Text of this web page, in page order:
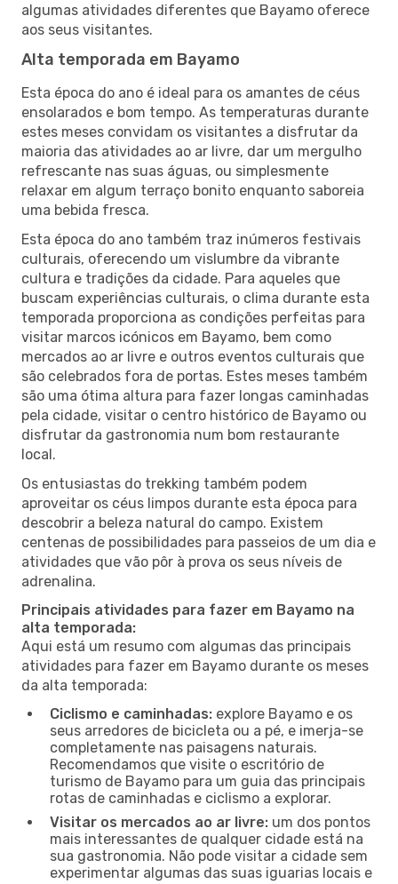
algumas atividades diferentes que Bayamo oferece
aos seus visitantes.
Alta temporada em Bayamo
Esta época do ano é ideal para os amantes de céus
ensolarados e bom tempo. As temperaturas durante
estes meses convidam os visitantes a disfrutar da
maioria das atividades ao ar livre, dar um mergulho
refrescante nas suas águas, ou simplesmente
relaxar em algum terraço bonito enquanto saboreia
uma bebida fresca.
Esta época do ano também traz inúmeros festivais
culturais, oferecendo um vislumbre da vibrante
cultura e tradições da cidade. Para aqueles que
buscam experiências culturais, o clima durante esta
temporada proporciona as condições perfeitas para
visitar marcos icónicos em Bayamo, bem como
mercados ao ar livre e outros eventos culturais que
são celebrados fora de portas. Estes meses também
são uma ótima altura para fazer longas caminhadas
pela cidade, visitar o centro histórico de Bayamo ou
disfrutar da gastronomia num bom restaurante
local.
Os entusiastas do trekking também podem
aproveitar os céus limpos durante esta época para
descobrir a beleza natural do campo. Existem
centenas de possibilidades para passeios de um dia e
atividades que vão pôr à prova os seus níveis de
adrenalina.
Principais atividades para fazer em Bayamo na
alta temporada:
Aqui está um resumo com algumas das principais
atividades para fazer em Bayamo durante os meses
da alta temporada:
Ciclismo e caminhadas: explore Bayamo e os
seus arredores de bicicleta ou a pé, e imerja-se
completamente nas paisagens naturais.
Recomendamos que visite o escritório de
turismo de Bayamo para um guia das principais
rotas de caminhadas e ciclismo a explorar.
Visitar os mercados ao ar livre: um dos pontos
mais interessantes de qualquer cidade está na
sua gastronomia. Não pode visitar a cidade sem
experimentar algumas das suas iguarias locais e